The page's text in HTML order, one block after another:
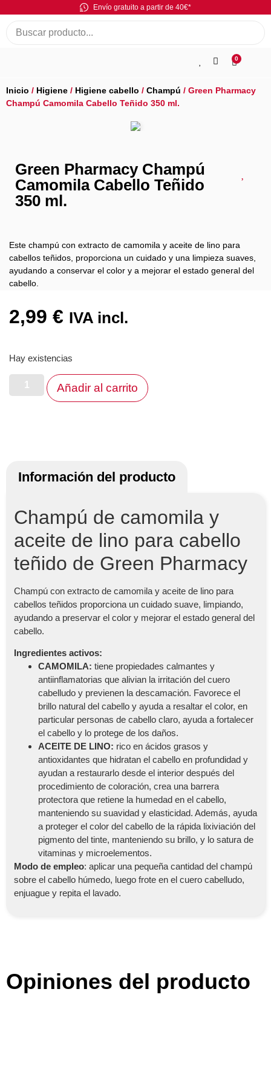
Envío gratuito a partir de 40€*
0
Inicio / Higiene / Higiene cabello / Champú / Green Pharmacy
Champú Camomila Cabello Teñido 350 ml.
Green Pharmacy Champú
Camomila Cabello Teñido
350 ml.
Este champú con extracto de camomila y aceite de lino para
cabellos teñidos, proporciona un cuidado y una limpieza suaves,
ayudando a conservar el color y a mejorar el estado general del
cabello.
2,99 € IVA incl.
Hay existencias
Añadir al carrito
Información del producto
Champú de camomila y
aceite de lino para cabello
teñido de Green Pharmacy
Champú con extracto de camomila y aceite de lino para
cabellos teñidos proporciona un cuidado suave, limpiando,
ayudando a preservar el color y mejorar el estado general del
cabello.
Ingredientes activos:
CAMOMILA: tiene propiedades calmantes y
antiinflamatorias que alivian la irritación del cuero
cabelludo y previenen la descamación. Favorece el
brillo natural del cabello y ayuda a resaltar el color, en
particular personas de cabello claro, ayuda a fortalecer
el cabello y lo protege de los daños.
ACEITE DE LINO: rico en ácidos grasos y
antioxidantes que hidratan el cabello en profundidad y
ayudan a restaurarlo desde el interior después del
procedimiento de coloración, crea una barrera
protectora que retiene la humedad en el cabello,
manteniendo su suavidad y elasticidad. Además, ayuda
a proteger el color del cabello de la rápida lixiviación del
pigmento del tinte, manteniendo su brillo, y lo satura de
vitaminas y microelementos.
Modo de empleo: aplicar una pequeña cantidad del champú
sobre el cabello húmedo, luego frote en el cuero cabelludo,
enjuague y repita el lavado.
Opiniones del producto